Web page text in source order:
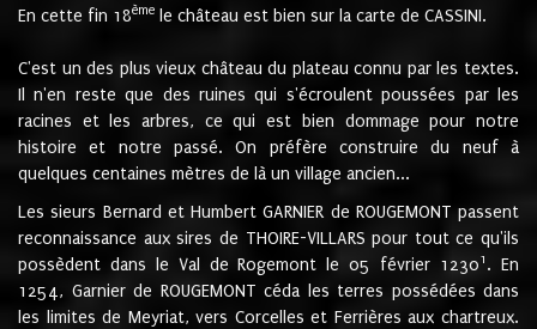
En cette fin 18ème le château est bien sur la carte de CASSINI.
C'est un des plus vieux château du plateau connu par les textes.
Il n'en reste que des ruines qui s'écroulent poussées par les
racines et les arbres, ce qui est bien dommage pour notre
histoire et notre passé. On préfère construire du neuf à
quelques centaines mètres de là un village ancien...
Les sieurs Bernard et Humbert GARNIER de ROUGEMONT passent
reconnaissance aux sires de THOIRE-VILLARS pour tout ce qu'ils
possèdent dans le Val de Rogemont le 05 février 12301 . En
1254, Garnier de ROUGEMONT céda les terres possédées dans
les limites de Meyriat, vers Corcelles et Ferrières aux chartreux.